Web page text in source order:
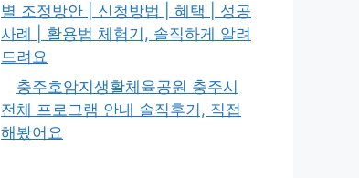
별 조정방안 | 신청방법 | 혜택 | 성공
사례 | 활용법 체험기, 솔직하게 알려
드려요
충주호암지생활체육공원 충주시
전체 프로그램 안내 솔직후기, 직접
해봤어요